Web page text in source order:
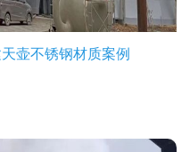
壶不锈钢材质案例